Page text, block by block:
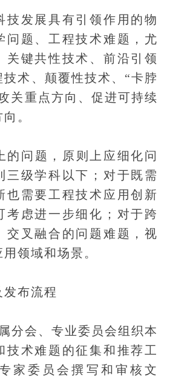
发展具有引领作用的物
问题、工程技术难题，尤
关键共性技术、前沿引领
术、颠覆性技术、“卡脖
关重点方向、促进可持续
。
问题，原则上应细化问
三级学科以下；对于既需
也需要工程技术应用创新
考虑进一步细化；对于跨
交叉融合的问题难题，视
领域和场景。
布流程
会、专业委员会组织本
技术难题的征集和推荐工
家委员会撰写和审核文